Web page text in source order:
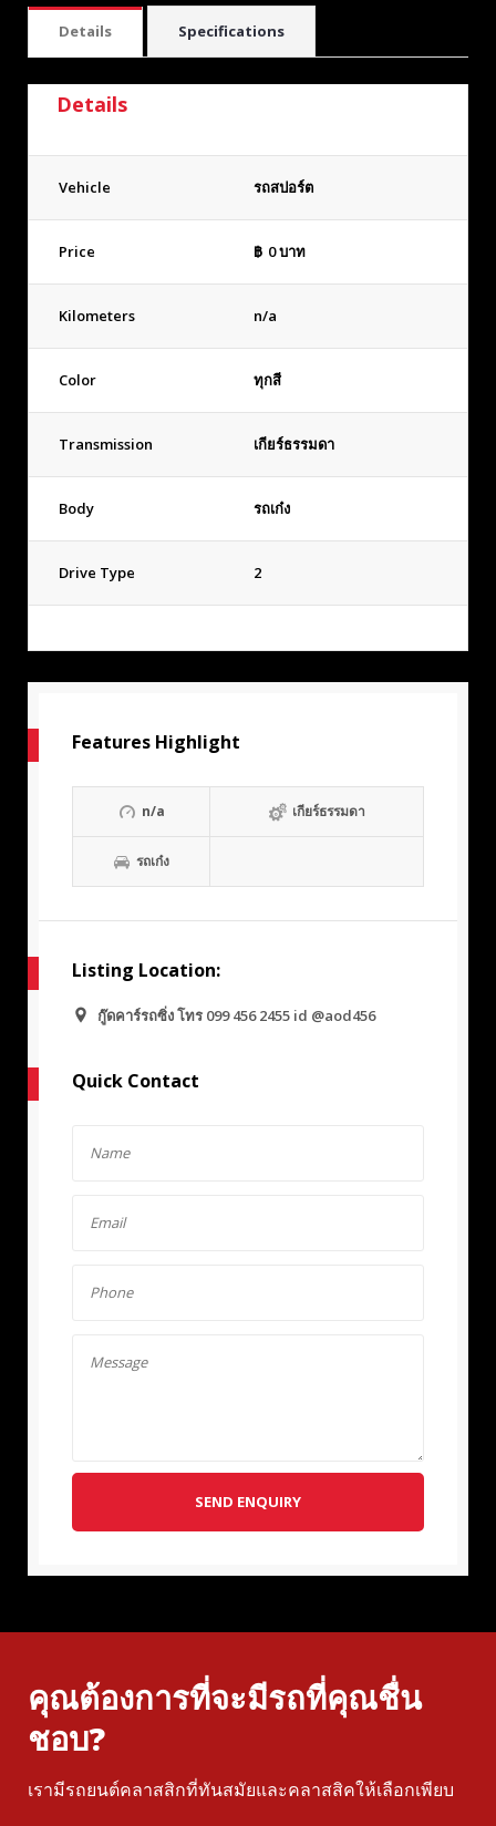
Details Specifications
Details
Vehicle รถสปอร์ต
Price ฿ 0บาท
Kilometers n/a
Color ทุกสี
Transmission เกียร์ธรรมดา
Body รถเก๋ง
Drive Type 2
Features Highlight
n/a เกียร์ธรรมดา
รถเก๋ง
Listing Location:
กู๊ดคาร์รถซิ่ง โทร 099 456 2455 id @aod456
Quick Contact
SEND ENQUIRY
คุณต้องการที่จะมีรถที่คุณชื่น
ชอบ?
เรามีรถยนต์คลาสสิกที่ทันสมัยและคลาสสิคให้เลือกเพียบ